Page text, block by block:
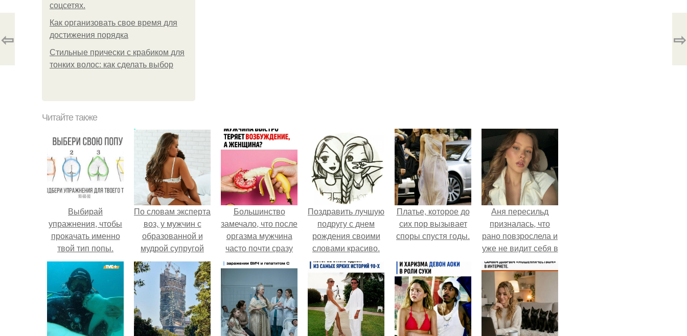
соцсетях.
Как организовать свое время для
достижения порядка
Стильные прически с крабиком для
тонких волос: как сделать выбор
⇦ ⇨
Читайте также
Выбирай
упражнения, чтобы
прокачать именно
твой тип попы.
По словам эксперта
воз, у мужчин с
образованной и
мудрой супругой
вероятность
скоропостижной
смерти якобы на
46% ниже.
Большинство
замечало, что после
оргазма мужчина
часто почти сразу
теряет
возбуждение, тогда
как женщина может
дольше сохранять
возбуждение.
Поздравить лучшую
подругу с днем
рождения своими
словами красиво.
100 слов о лучшей
подруге
Платье, которое до
сих пор вызывает
споры спустя годы.
Аня пересильд
призналась, что
рано повзрослела и
уже не видит себя в
школе.